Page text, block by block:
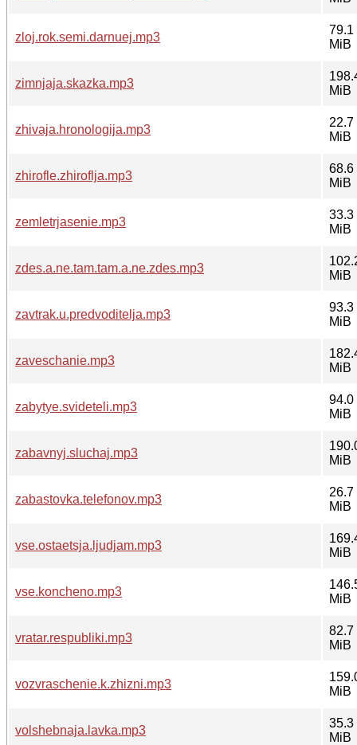
zloj.rok.semi.darnuej.mp3
79.1
MiB
zimnjaja.skazka.mp3
MiB
zhivaja.hronologija.mp3
22.7
MiB
zhirofle.zhiroflja.mp3
68.6
MiB
zemletrjasenie.mp3
33.3
MiB
zdes.a.ne.tam.tam.a.ne.zdes.mp3
MiB
zavtrak.u.predvoditelja.mp3
93.3
MiB
zaveschanie.mp3
MiB
zabytye.svideteli.mp3
94.0
MiB
zabavnyj.sluchaj.mp3
MiB
zabastovka.telefonov.mp3
26.7
MiB
vse.ostaetsja.ljudjam.mp3
MiB
vse.koncheno.mp3
MiB
vratar.respubliki.mp3
82.7
MiB
vozvraschenie.k.zhizni.mp3
MiB
volshebnaja.lavka.mp3
35.3
MiB